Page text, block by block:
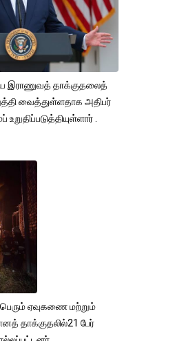
இராணுவத் தாக்குதலைத்
வைத்துள்ளதாக அதிபர்
.
ஏவுகணை மற்றும்
தாக்குதலில்21 பேர்